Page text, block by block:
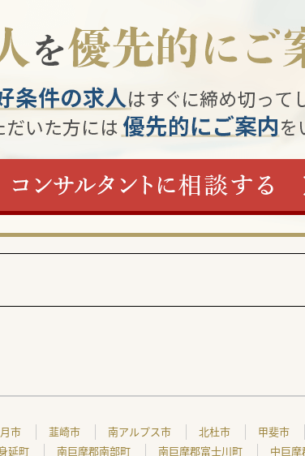
市 韮崎市 南アルプス市 北杜市 甲斐市
延町 南巨摩郡南部町 南巨摩郡富士川町 中巨